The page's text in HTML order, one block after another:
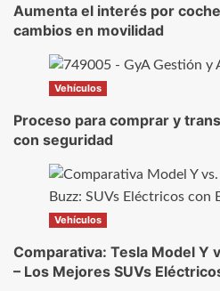
Aumenta el interés por
cambios en movilidad
Vehículos
Proceso para comprar y
con seguridad
Vehículos
Comparativa: Tesla Model Y
– Los Mejores SUVs